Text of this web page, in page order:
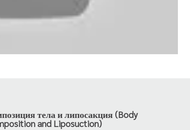
тела и липосакция (Body
and Liposuction)